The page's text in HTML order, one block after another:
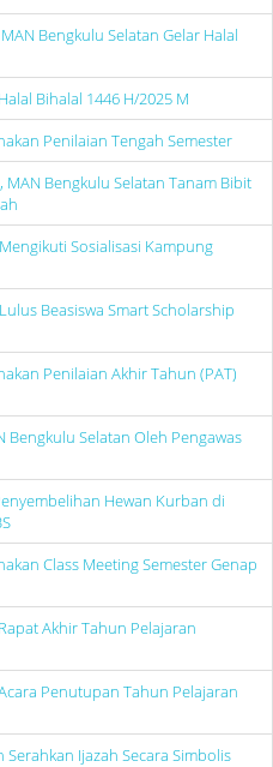
Bengkulu Selatan Gelar Halal
Bihalal 1446 H/2025 M
Penilaian Tengah Semester
Bengkulu Selatan Tanam Bibit
Sosialisasi Kampung
Beasiswa Smart Scholarship
Penilaian Akhir Tahun (PAT)
Bengkulu Selatan Oleh Pengawas
Hewan Kurban di
Class Meeting Semester Genap
Akhir Tahun Pelajaran
Penutupan Tahun Pelajaran
Ijazah Secara Simbolis